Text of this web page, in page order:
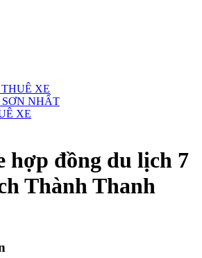
XE
NHẤT
XE
hợp đồng du lịch 7
Thành Thanh